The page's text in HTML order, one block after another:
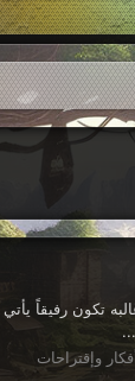
تكون رفيقاً
أفكار وإقتراحات